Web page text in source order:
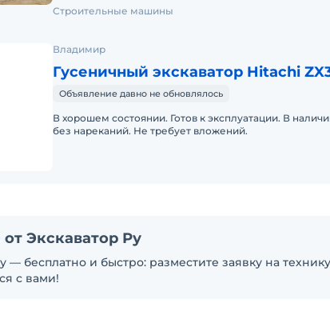
Строительные машины
Владимир
Гусеничный экскаватор Hitachi
Объявление давно не обновлялось
В хорошем состоянии. Готов к эксплуатации. В
без нареканий. Не требует вложений.
Экскаватор Ру
— бесплатно и быстро: разместите заявку на
с вами!